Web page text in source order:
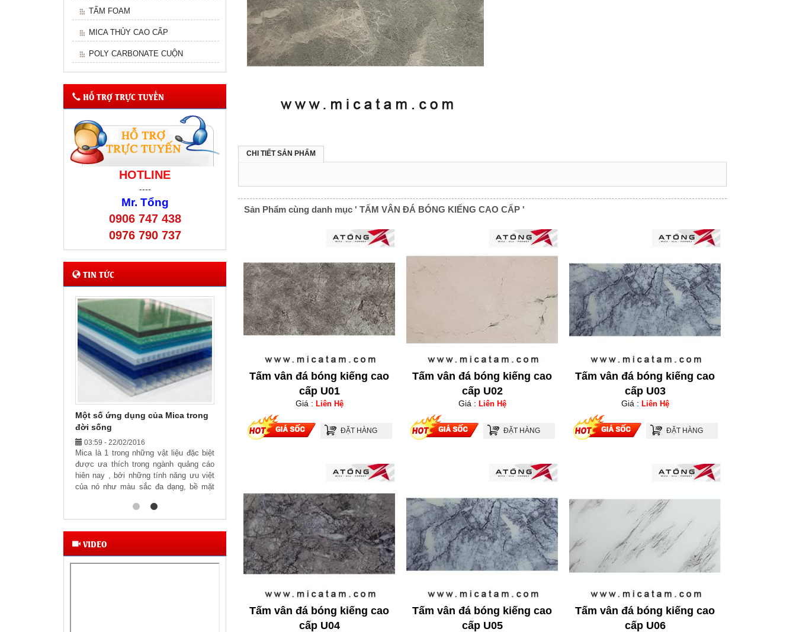
CHI TIẾT SẢN PHẨM
Sản Phẩm cùng danh mục ' TẤM VÂN ĐÁ BÓNG KIẾNG CAO CẤP '
Tấm vân đá bóng kiếng cao
cấp U01
Giá : Liên Hệ
ĐẶT HÀNG
Tấm vân đá bóng kiếng cao
cấp U02
Giá : Liên Hệ
ĐẶT HÀNG
Tấm vân đá bóng kiếng cao
cấp U03
Giá : Liên Hệ
ĐẶT HÀNG
Tấm vân đá bóng kiếng cao
cấp U04
Tấm vân đá bóng kiếng cao
cấp U05
Tấm vân đá bóng kiếng cao
cấp U06
TẤM FOAM
MICA THỦY CAO CẤP
POLY CARBONATE CUỘN
HỖ TRỢ TRỰC TUYẾN
HOTLINE
----
Mr. Tổng
0906 747 438
0976 790 737
TIN TỨC
Một số ứng dụng của Mica trong
đời sống
03:59 - 22/02/2016
Mica là 1 trong những vật liệu đặc biệt
được ưa thích trong ngành quảng cáo
hiên nay , bởi những tính năng ưu việt
của nó như màu sắc đa dạng, bề mặt
VIDEO